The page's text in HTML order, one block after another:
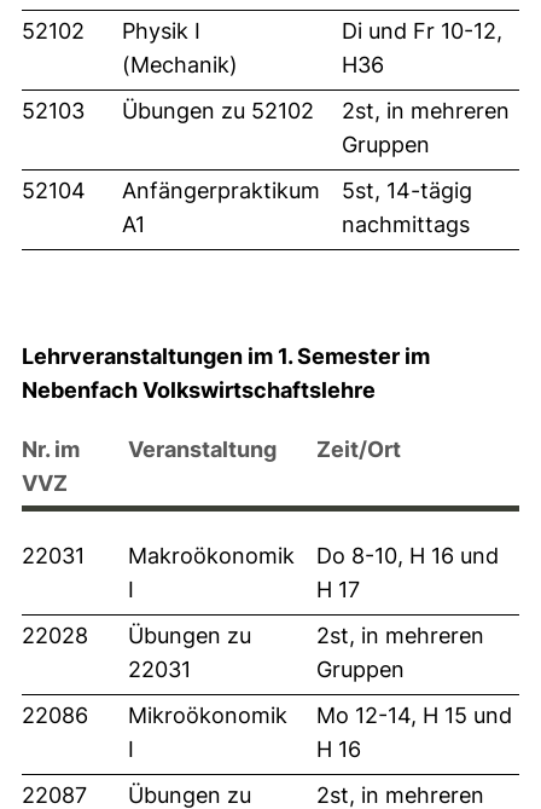
52102
Physik I
(Mechanik)
Di und Fr 10-12,
H36
52103
Übungen zu 52102
2st, in mehreren
Gruppen
52104
Anfängerpraktikum
A1
5st, 14-tägig
nachmittags
Lehrveranstaltungen im 1. Semester im
Nebenfach Volkswirtschaftslehre
Nr. im
VVZ
Veranstaltung Zeit/Ort
22031
Makroökonomik
I
Do 8-10, H 16 und
H 17
22028
Übungen zu
22031
2st, in mehreren
Gruppen
22086
Mikroökonomik
I
Mo 12-14, H 15 und
H 16
22087
Übungen zu
2st, in mehreren